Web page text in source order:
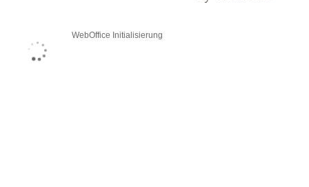
WebOffice Initialisierung